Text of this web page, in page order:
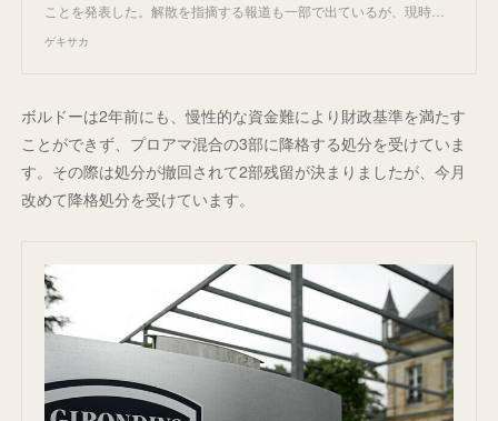
ことを発表した。解散を指摘する報道も一部で出ているが、現時…
ゲキサカ
ボルドーは2年前にも、慢性的な資金難により財政基準を満たす
ことができず、プロアマ混合の3部に降格する処分を受けていま
す。その際は処分が撤回されて2部残留が決まりましたが、今月
改めて降格処分を受けています。